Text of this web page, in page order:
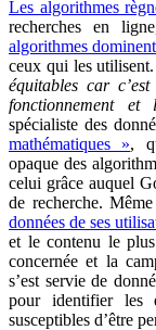
Les algorithmes
recherches en
algorithmes
ceux qui les
équitables car
fonctionnement et
spécialiste des
mathématiques »,
opaque des
celui grâce auquel
de recherche.
données de ses
et le contenu le
concernée et la
s’est servie de
pour identifier les
susceptibles d’être